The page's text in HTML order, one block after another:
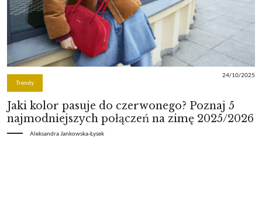
Trendy
24/10/2025
Jaki kolor pasuje do czerwonego? Poznaj 5
najmodniejszych połączeń na zimę 2025/2026
Aleksandra Jankowska-Łysek